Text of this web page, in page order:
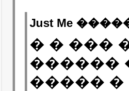
Just Me
� � ���
������
����� �